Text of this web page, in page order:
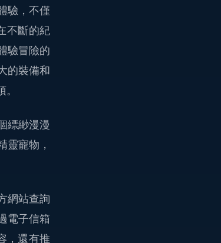
驗，不僅
不斷的紀
驗冒險的
的裝備和
縹緲漫漫
靈寵物，
網站查詢
電子信箱
，還有推